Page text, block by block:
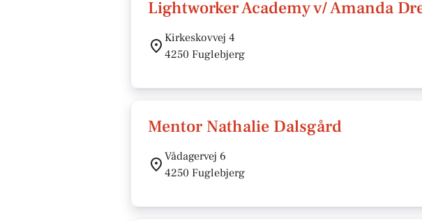
Lightworker Academy v/ Amanda
Kirkeskovvej 4
4250 Fuglebjerg
Mentor Nathalie Dalsgård
Vådagervej 6
4250 Fuglebjerg